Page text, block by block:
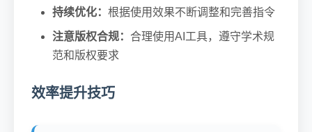
持续优化： 根据使用效果不断调整和完善指令
注意版权合规： 合理使用AI工具，遵守学术规
范和版权要求
效率提升技巧